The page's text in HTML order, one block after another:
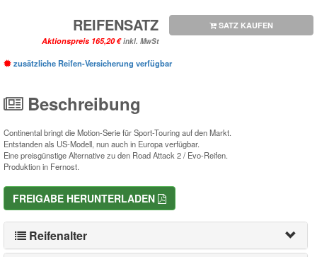
REIFENSATZ
Aktionspreis inkl. MwSt
SATZ KAUFEN
zusätzliche Reifen-Versicherung verfügbar
Beschreibung
Continental bringt die Motion-Serie für Sport-Touring auf den Markt.
Entstanden als US-Modell, nun auch in Europa verfügbar.
Eine preisgünstige Alternative zu den Road Attack 2 / Evo-Reifen.
Produktion in Fernost.
FREIGABE HERUNTERLADEN
Reifenalter